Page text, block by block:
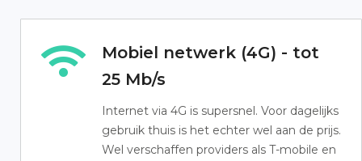
Mobiel netwerk (4G) - tot
25 Mb/s
Internet via 4G is supersnel. Voor dagelijks
gebruik thuis is het echter wel aan de prijs.
Wel verschaffen providers als T-mobile en